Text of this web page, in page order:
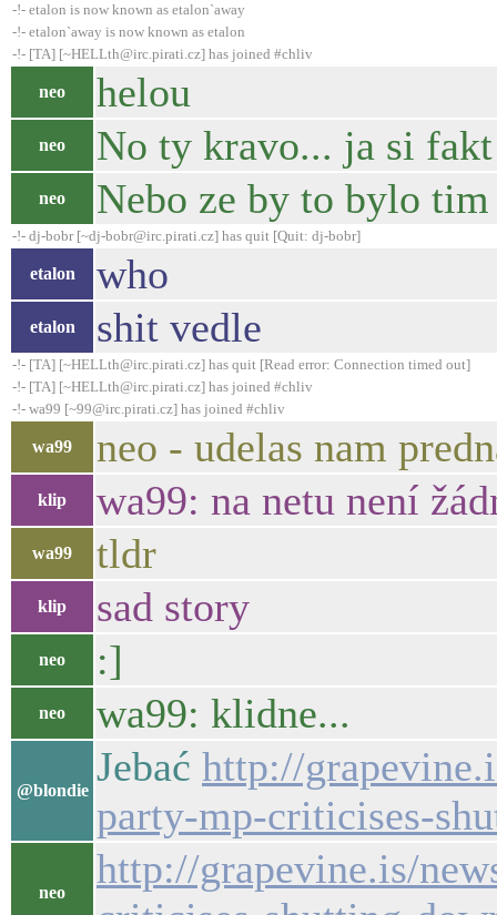
-!- etalon is now known as etalon`away
-!- etalon`away is now known as etalon
-!- [TA] [~HELLth@irc.pirati.cz] has joined #chliv
neo helou
neo No ty kravo... ja si
neo Nebo ze by to bylo
-!- dj-bobr [~dj-bobr@irc.pirati.cz] has quit [Quit: dj-bobr]
etalon who
etalon shit vedle
-!- [TA] [~HELLth@irc.pirati.cz] has quit [Read error: Connection timed out]
-!- [TA] [~HELLth@irc.pirati.cz] has joined #chliv
-!- wa99 [~99@irc.pirati.cz] has joined #chliv
wa99 neo - udelas nam
klip wa99: na netu není
wa99 tldr
klip sad story
neo :]
neo wa99: klidne...
@blondie
Jebać http://
party-mp-criticises-
neo
http://grapevine.is/